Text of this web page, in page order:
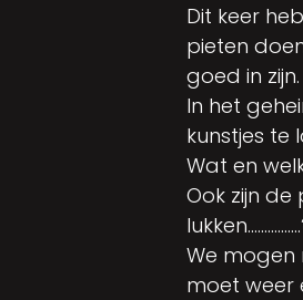
Dit keer
pieten
goed in
In het
kunstjes te
Wat en
Ook zijn
We mogen
moet weer